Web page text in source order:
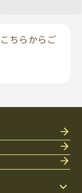
ちらからご